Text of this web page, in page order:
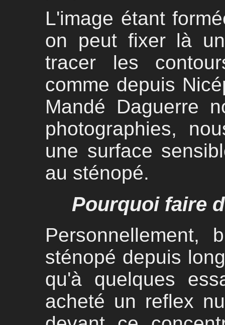
L'image étant
on peut fixer là
tracer les
comme depuis
Mandé Daguerre
photographies,
une surface
au sténopé.
Pourquoi faire
Personnellement,
sténopé depuis
qu'à quelques
acheté un reflex